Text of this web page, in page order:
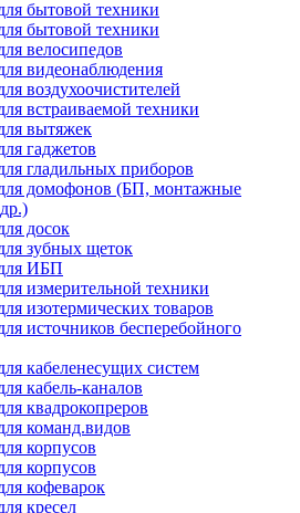
бытовой техники
бытовой техники
велосипедов
видеонаблюдения
воздухоочистителей
встраиваемой техники
вытяжек
гаджетов
гладильных приборов
домофонов (БП, монтажные
досок
зубных щеток
ИБП
измерительной техники
изотермических товаров
источников бесперебойного
кабеленесущих систем
кабель-каналов
квадрокопреров
команд.видов
корпусов
корпусов
кофеварок
кресел